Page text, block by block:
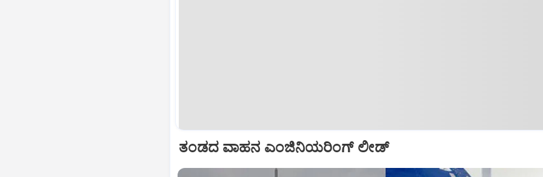
ತಂಡದ ವಾಹನ ಎಂಜಿನಿಯರಿಂಗ್‌ ಲೀಡ್‌